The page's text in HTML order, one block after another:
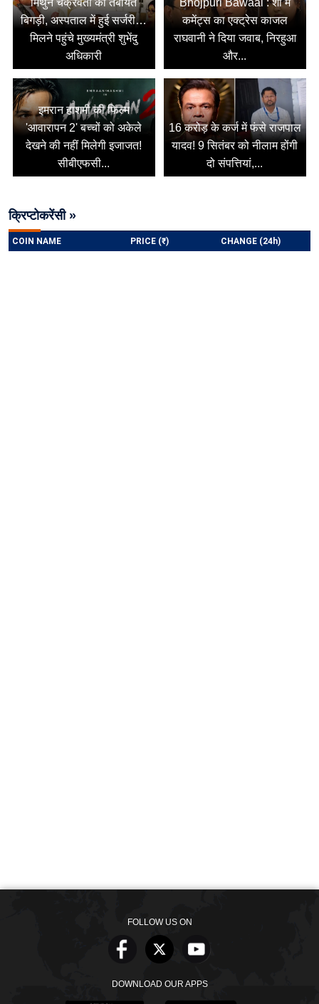
मिथुन चक्रवर्ती की तबीयत
बिगड़ी, अस्पताल में हुई सर्जरी…
मिलने पहुंचे मुख्यमंत्री शुभेंदु
अधिकारी
Bhojpuri Bawaal : शो में
कमेंट्स का एक्ट्रेस काजल
राघवानी ने दिया जवाब, निरहुआ
और...
इमरान हाशमी की फिल्म
'आवारापन 2' बच्चों को अकेले
देखने की नहीं मिलेगी इजाजत!
सीबीएफसी...
16 करोड़ के कर्ज में फंसे राजपाल
यादव! 9 सितंबर को नीलाम होंगी
दो संपत्तियां,...
क्रिप्टोकरेंसी »
FOLLOW US ON
DOWNLOAD OUR APPS